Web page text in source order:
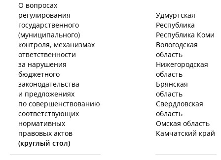
О вопросах
регулирования
государственного
(муниципального)
контроля, механизмах
ответственности
за нарушения
бюджетного
законодательства
и предложениях
по совершенствованию
соответствующих
нормативных
правовых актов
(круглый стол)
Удмуртская
Республика
Республика Коми
Вологодская
область
Нижегородская
область
Брянская
область
Свердловская
область
Омская область
Камчатский край